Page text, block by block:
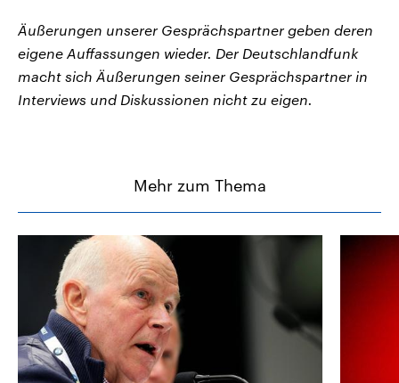
Äußerungen unserer Gesprächspartner geben deren
eigene Auffassungen wieder. Der Deutschlandfunk
macht sich Äußerungen seiner Gesprächspartner in
Interviews und Diskussionen nicht zu eigen.
Mehr zum Thema